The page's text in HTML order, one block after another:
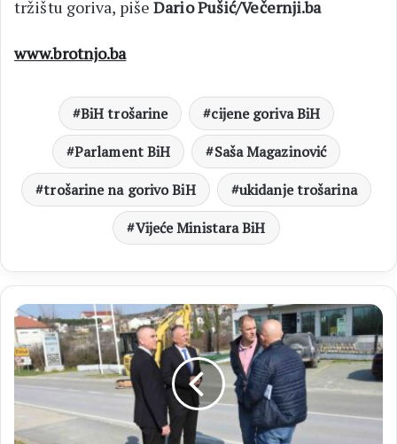
tržištu goriva, pišeDario Pušić/Večernji.ba
www.brotnjo.ba
BiH trošarine
cijene goriva BiH
Parlament BiH
Saša Magazinović
trošarine na gorivo BiH
ukidanje trošarina
Vijeće Ministara BiH
ČITLUK
Započeli
pripremni
radovi
za
izgradnju
rotora